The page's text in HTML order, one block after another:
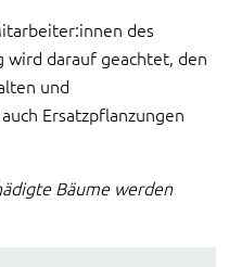
des
wird darauf geachtet, den
und
Ersatzpflanzungen
Bäume werden